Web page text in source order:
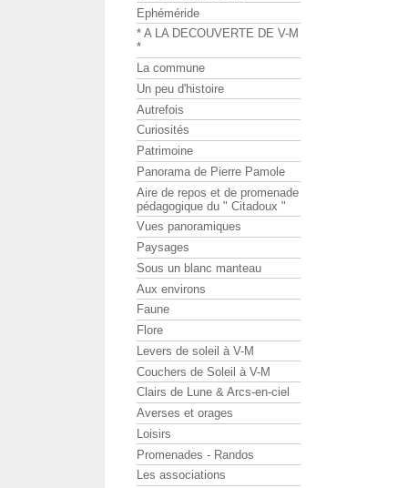
Ephéméride
* A LA DECOUVERTE DE V-M
*
La commune
Un peu d'histoire
Autrefois
Curiosités
Patrimoine
Panorama de Pierre Pamole
Aire de repos et de promenade
pédagogique du " Citadoux "
Vues panoramiques
Paysages
Sous un blanc manteau
Aux environs
Faune
Flore
Levers de soleil à V-M
Couchers de Soleil à V-M
Clairs de Lune & Arcs-en-ciel
Averses et orages
Loisirs
Promenades - Randos
Les associations